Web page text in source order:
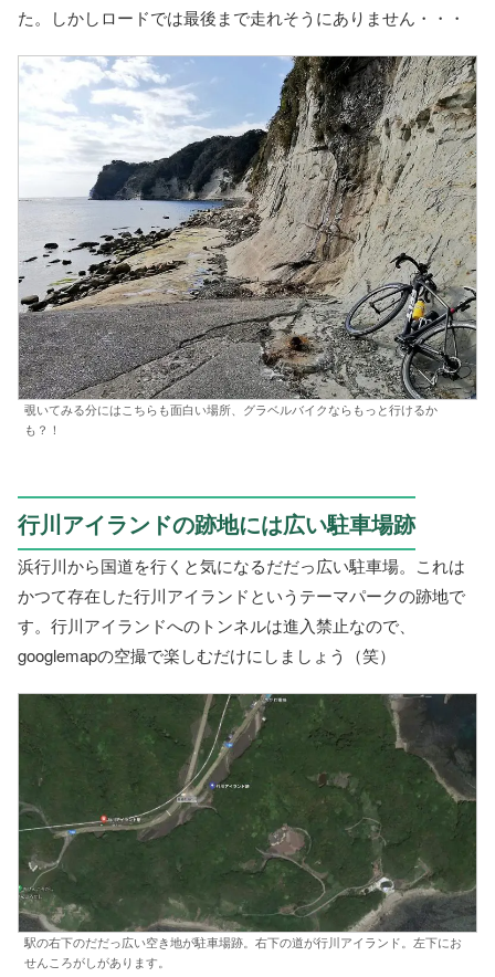
た。しかしロードでは最後まで走れそうにありません・・・
覗いてみる分にはこちらも面白い場所、グラベルバイクならもっと行けるか
も？！
行川アイランドの跡地には広い駐車場跡
浜行川から国道を行くと気になるだだっ広い駐車場。これは
かつて存在した行川アイランドというテーマパークの跡地で
す。行川アイランドへのトンネルは進入禁止なので、
googlemapの空撮で楽しむだけにしましょう（笑）
駅の右下のだだっ広い空き地が駐車場跡。右下の道が行川アイランド。左下にお
せんころがしがあります。